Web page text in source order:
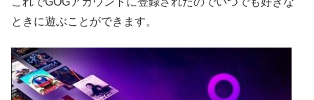
ときに遊ぶことができます。